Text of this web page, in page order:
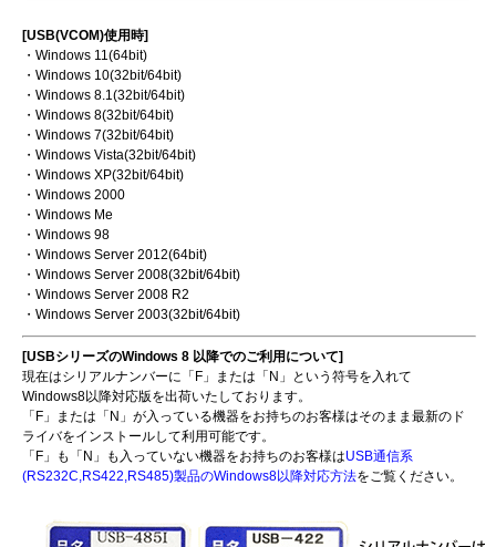
[USB(VCOM)使用時]
・Windows 11(64bit)
・Windows 10(32bit/64bit)
・Windows 8.1(32bit/64bit)
・Windows 8(32bit/64bit)
・Windows 7(32bit/64bit)
・Windows Vista(32bit/64bit)
・Windows XP(32bit/64bit)
・Windows 2000
・Windows Me
・Windows 98
・Windows Server 2012(64bit)
・Windows Server 2008(32bit/64bit)
・Windows Server 2008 R2
・Windows Server 2003(32bit/64bit)
[USBシリーズのWindows 8 以降でのご利用について]
現在はシリアルナンバーに「F」または「N」という符号を入れて
Windows8以降対応版を出荷いたしております。
「F」または「N」が入っている機器をお持ちのお客様はそのまま最新のド
ライバをインストールして利用可能です。
「F」も「N」も入っていない機器をお持ちのお客様はUSB通信系
(RS232C,RS422,RS485)製品のWindows8以降対応方法をご覧ください。